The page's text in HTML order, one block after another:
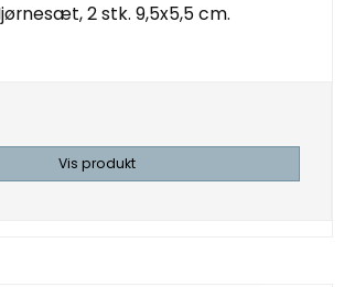
2 stk. 9,5x5,5 cm.
Vis produkt